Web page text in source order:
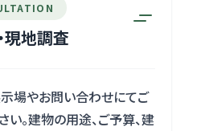
現地調査
場やお問い合わせにてご
い。建物の用途、ご予算、建